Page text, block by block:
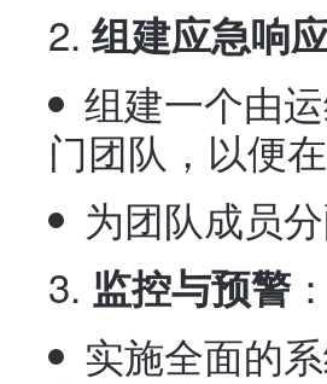
组建应急响
组建一个由
门团队，以便
为团队成员
监控与预警：
实施全面的